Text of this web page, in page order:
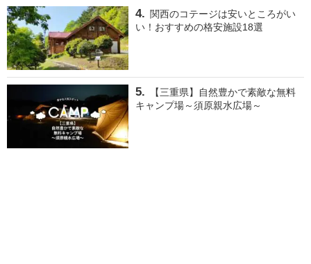
関西のコテージは安いところがい
い！おすすめの格安施設18選
【三重県】自然豊かで素敵な無料
キャンプ場～須原親水広場～